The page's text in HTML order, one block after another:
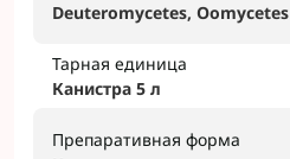
Deuteromycetes, Oomycetes
Тарная единица
Канистра 5 л
Препаративная форма